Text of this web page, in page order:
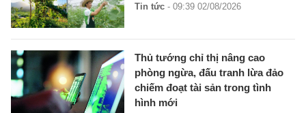
Tin tức - 09:39 02/08/2026
Thủ tướng chỉ thị nâng cao
phòng ngừa, đấu tranh lừa đảo
chiếm đoạt tài sản trong tình
hình mới